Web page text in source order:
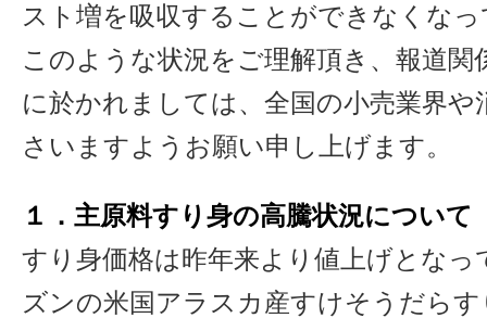
スト増を吸収することができなくな
このような状況をご理解頂き、報道関
に於かれましては、全国の小売業界や
さいますようお願い申し上げます。
１．主原料すり身の高騰状況について
すり身価格は昨年来より値上げとなっ
ズンの米国アラスカ産すけそうだら